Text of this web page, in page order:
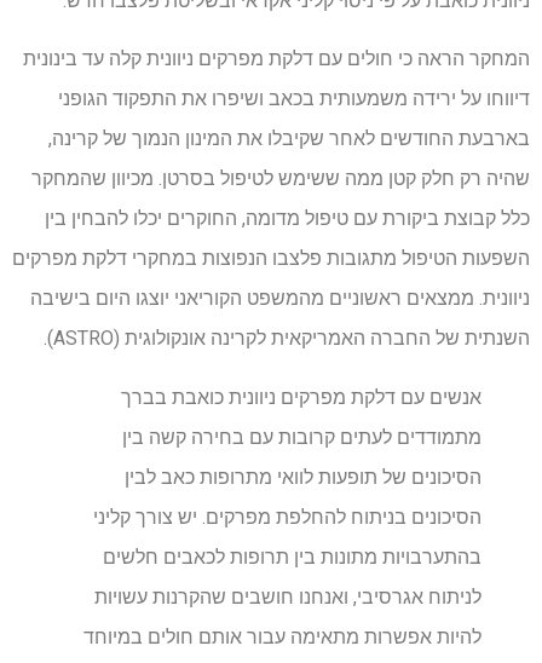
המחקר הראה כי חולים עם דלקת מפרקים ניוונית קלה עד בינונית
דיווחו על ירידה משמעותית בכאב ושיפרו את התפקוד הגופני
בארבעת החודשים לאחר שקיבלו את המינון הנמוך של קרינה,
שהיה רק ​​חלק קטן ממה ששימש לטיפול בסרטן. מכיוון שהמחקר
כלל קבוצת ביקורת עם טיפול מדומה, החוקרים יכלו להבחין בין
השפעות הטיפול מתגובות פלצבו הנפוצות במחקרי דלקת מפרקים
ניוונית. ממצאים ראשוניים מהמשפט הקוריאני יוצגו היום בישיבה
השנתית של החברה האמריקאית לקרינה אונקולוגית (ASTRO).
אנשים עם דלקת מפרקים ניוונית כואבת בברך
מתמודדים לעתים קרובות עם בחירה קשה בין
הסיכונים של תופעות לוואי מתרופות כאב לבין
הסיכונים בניתוח להחלפת מפרקים. יש צורך קליני
בהתערבויות מתונות בין תרופות לכאבים חלשים
לניתוח אגרסיבי, ואנחנו חושבים שהקרנות עשויות
להיות אפשרות מתאימה עבור אותם חולים במיוחד